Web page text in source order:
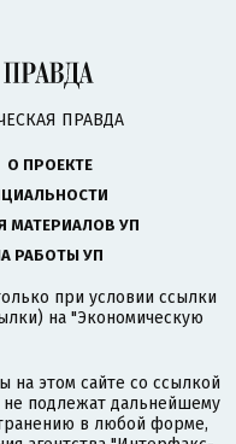
ПРАВДА
О ПРОЕКТЕ
МАТЕРИАЛОВ УП
РАБОТЫ УП
при условии ссылки
на "Экономическую
этом сайте со ссылкой
не подлежат дальнейшему
в любой форме,